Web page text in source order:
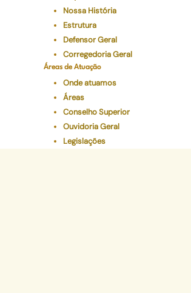
Nossa História
Estrutura
Defensor Geral
Corregedoria Geral
Áreas de Atuação
Onde atuamos
Áreas
Conselho Superior
Ouvidoria Geral
Legislações